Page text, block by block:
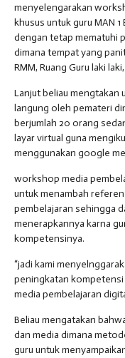
menyelengarakan
khusus untuk guru MAN
dengan tetap mematuhi
dimana tempat yang
RMM, Ruang Guru laki
Lanjut beliau mengtakan
langung oleh pemateri
berjumlah 20 orang
layar virtual guna
menggunakan google
workshop media
untuk menambah
pembelajaran sehingga
menerapkannya karna
kompetensinya.
“jadi kami
peningkatan kompetensi
media pembelajaran
Beliau mengatakan
dan media dimana
guru untuk